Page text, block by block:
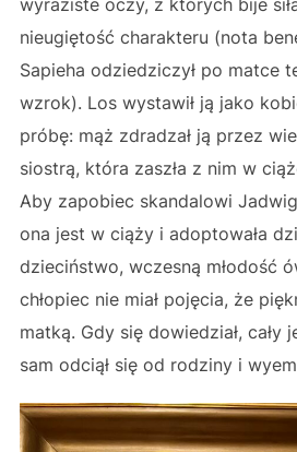
wyraziste oczy, z których bije
nieugiętość charakteru (nota
Sapieha odziedziczył po matce
wzrok). Los wystawił ją jako
próbę: mąż zdradzał ją przez
siostrą, która zaszła z nim w
Aby zapobiec skandalowi
ona jest w ciąży i adoptowała
dzieciństwo, wczesną młodość
chłopiec nie miał pojęcia, że
matką. Gdy się dowiedział, cały
sam odciął się od rodziny i